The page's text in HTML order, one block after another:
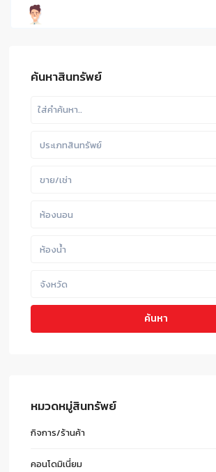
ค้นหาสินทรัพย์
ประเภทสินทรัพย์
ขาย/เช่า
ห้องนอน
ห้องน้ำ
จังหวัด
ค้นหา
หมวดหมู่สินทรัพย์
กิจการ/ร้านค้า
คอนโดมิเนี่ยม